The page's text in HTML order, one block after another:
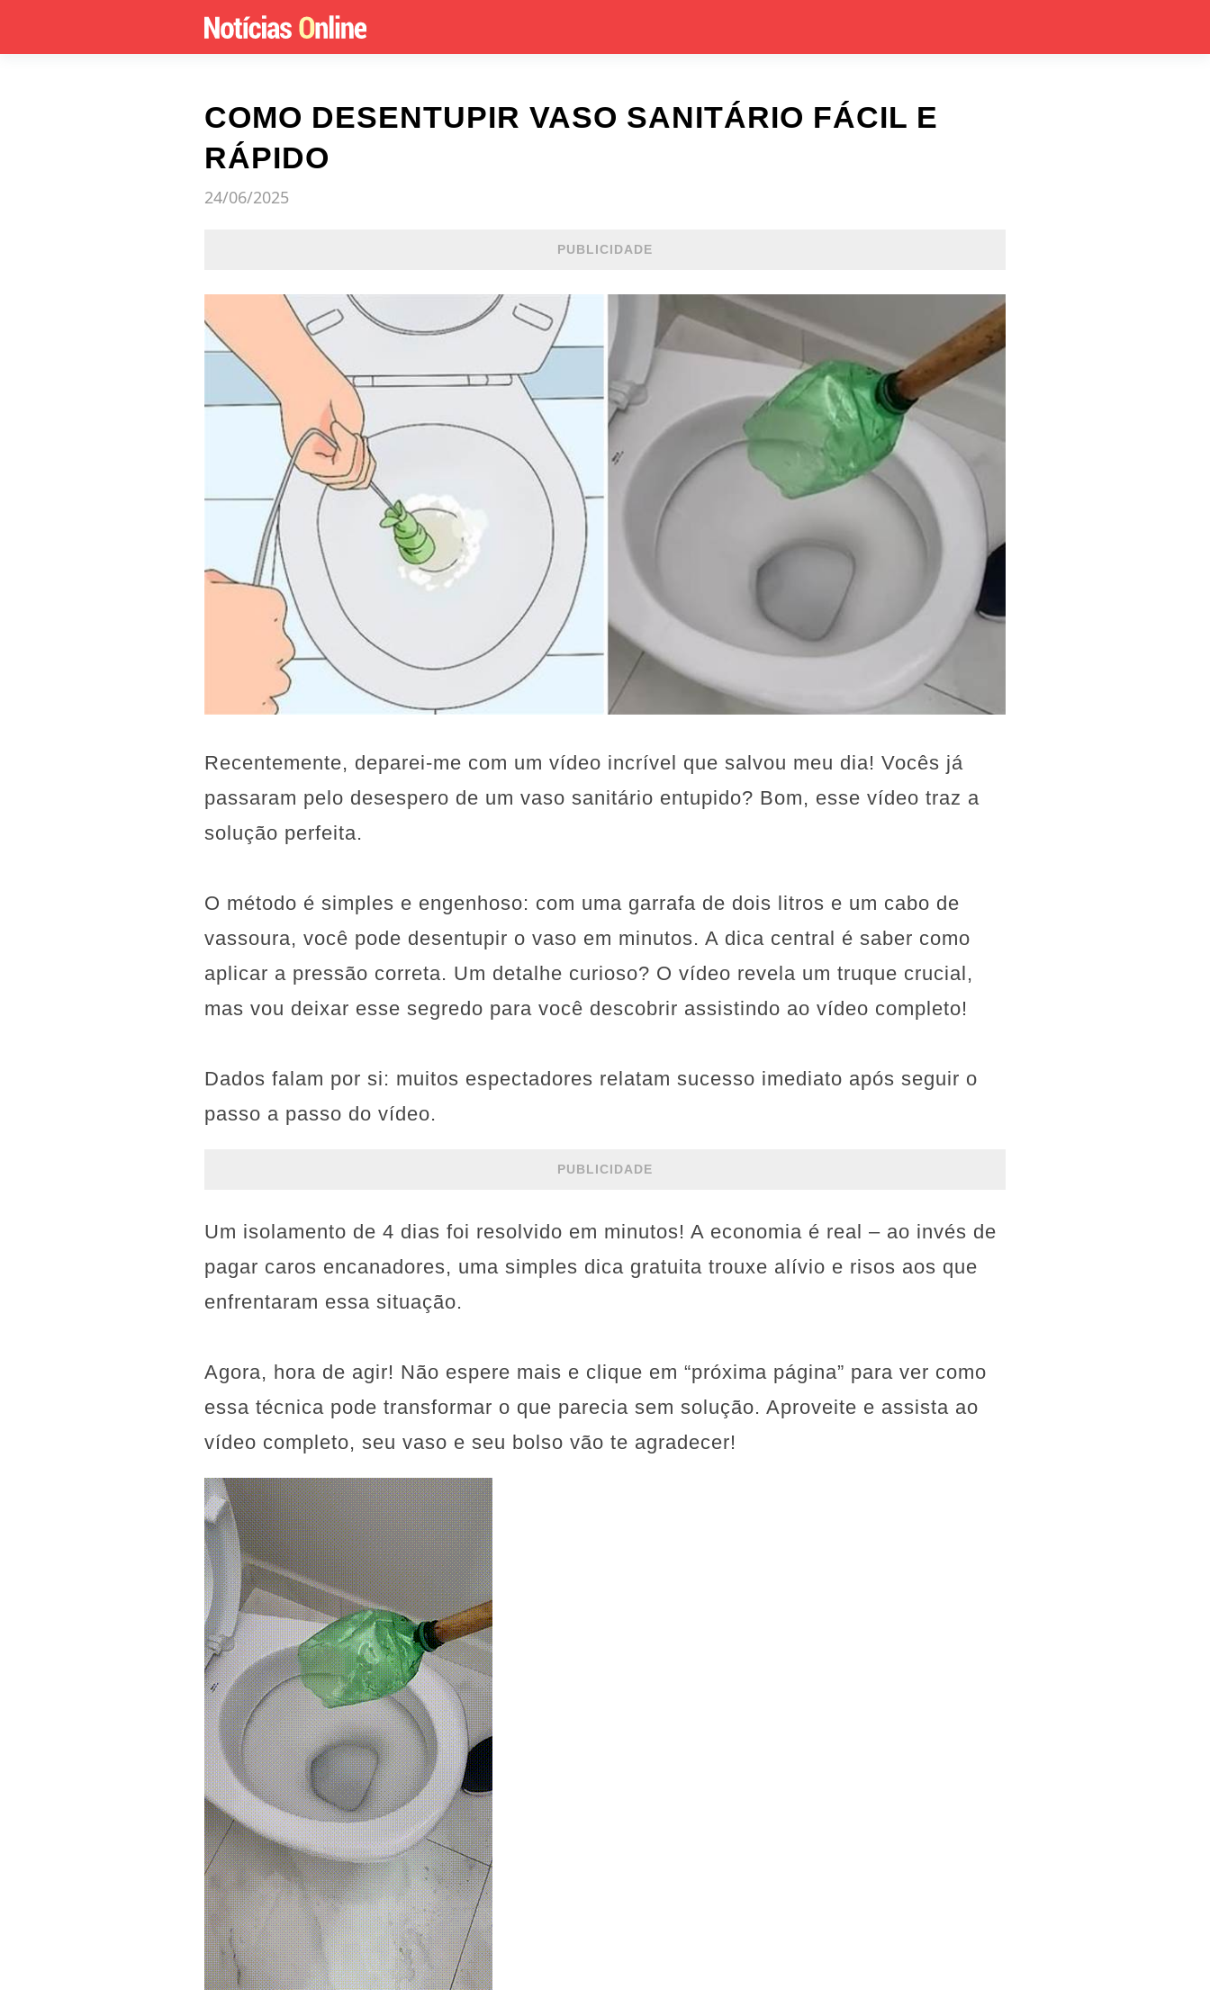
COMO DESENTUPIR VASO SANITÁRIO FÁCIL E
RÁPIDO
24/06/2025
PUBLICIDADE
Recentemente, deparei-me com um vídeo incrível que salvou meu dia! Vocês já
passaram pelo desespero de um vaso sanitário entupido? Bom, esse vídeo traz a
solução perfeita.
O método é simples e engenhoso: com uma garrafa de dois litros e um cabo de
vassoura, você pode desentupir o vaso em minutos. A dica central é saber como
aplicar a pressão correta. Um detalhe curioso? O vídeo revela um truque crucial,
mas vou deixar esse segredo para você descobrir assistindo ao vídeo completo!
Dados falam por si: muitos espectadores relatam sucesso imediato após seguir o
passo a passo do vídeo.
PUBLICIDADE
Um isolamento de 4 dias foi resolvido em minutos! A economia é real – ao invés de
pagar caros encanadores, uma simples dica gratuita trouxe alívio e risos aos que
enfrentaram essa situação.
Agora, hora de agir! Não espere mais e clique em “próxima página” para ver como
essa técnica pode transformar o que parecia sem solução. Aproveite e assista ao
vídeo completo, seu vaso e seu bolso vão te agradecer!